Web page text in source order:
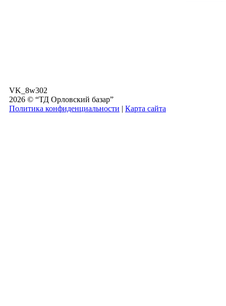
VK_8w302
2026 © “ТД Орловский базар”
Политика конфиденциальности | Карта сайта